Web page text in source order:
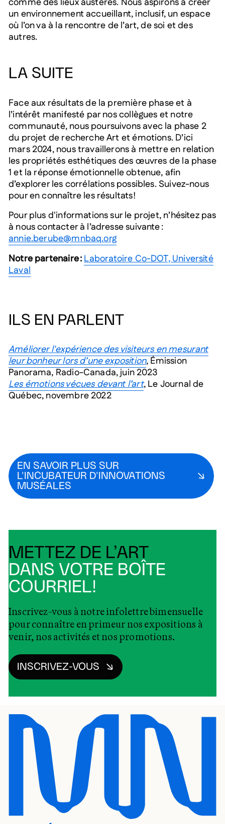
comme des lieux austères. Nous aspirons à créer
un environnement accueillant, inclusif, un espace
où l’on va à la rencontre de l’art, de soi et des
autres.
LA SUITE
Face aux résultats de la première phase et à
l’intérêt manifesté par nos collègues et notre
communauté, nous poursuivons avec la phase 2
du projet de recherche Art et émotions. D’ici
mars 2024, nous travaillerons à mettre en relation
les propriétés esthétiques des œuvres de la phase
1 et la réponse émotionnelle obtenue, afin
d’explorer les corrélations possibles. Suivez-nous
pour en connaître les résultats!
Pour plus d'informations sur le projet, n’hésitez pas
à nous contacter à l’adresse suivante :
annie.berube@mnbaq.org
Notre partenaire :Laboratoire Co-DOT, Université
Laval
ILS EN PARLENT
Améliorer l'expérience des visiteurs en mesurant
leur bonheur lors d’une exposition, Émission
Panorama, Radio-Canada, juin 2023
Les émotions vécues devant l’art, Le Journal de
Québec, novembre 2022
EN SAVOIR PLUS SUR
L'INCUBATEUR D'INNOVATIONS
MUSÉALES
METTEZ DE L’ART
DANS VOTRE BOÎTE
COURRIEL!
Inscrivez-vous à notre infolettre bimensuelle
pour connaître en primeur nos expositions à
venir, nos activités et nos promotions.
INSCRIVEZ-VOUS